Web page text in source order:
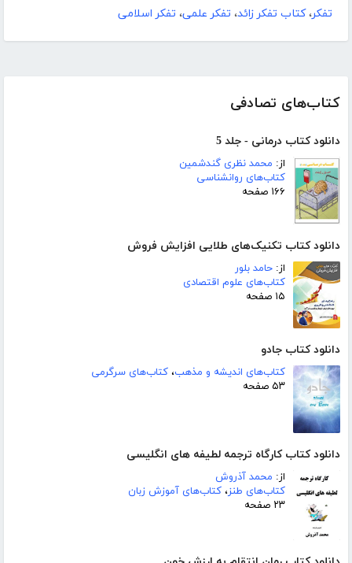
کتاب‌های تصادفی
دانلود کتاب درمانی - جلد 5
از: محمد نظری گندشمین
کتاب‌های روانشناسی
۱۶۶ صفحه
دانلود کتاب تکنیک‌های طلایی افزایش فروش
از: حامد بلور
کتاب‌های علوم اقتصادی
۱۵ صفحه
دانلود کتاب جادو
کتاب‌های اندیشه و مذهب، کتاب‌های سرگرمی
۵۳ صفحه
دانلود کتاب کارگاه ترجمه لطیفه های انگلیسی
از: محمد آذروش
کتاب‌های طنز، کتاب‌های آموزش زبان
۲۳ صفحه
تفکر،کتاب تفکر زائد، تفکر علمی، تفکر اسلامی